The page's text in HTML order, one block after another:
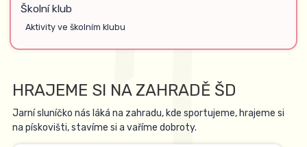
Školní klub
Aktivity ve školním klubu
HRAJEME SI NA ZAHRADĚ ŠD
Jarní sluníčko nás láká na zahradu, kde sportujeme, hrajeme si
na pískovišti, stavíme si a vaříme dobroty.